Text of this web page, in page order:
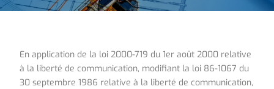
En application de la loi 2000-719 du 1er août 2000 relative
à la liberté de communication, modifiant la loi 86-1067 du
30 septembre 1986 relative à la liberté de communication,